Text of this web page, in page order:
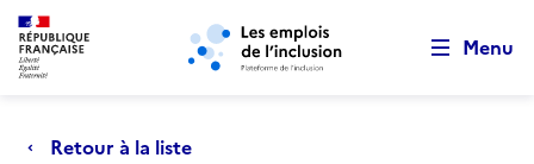
Aller au menu principal Aller au contenu principal
Menu
Retour à la liste
Retour au début de la page
Panneau de gestion des cookies